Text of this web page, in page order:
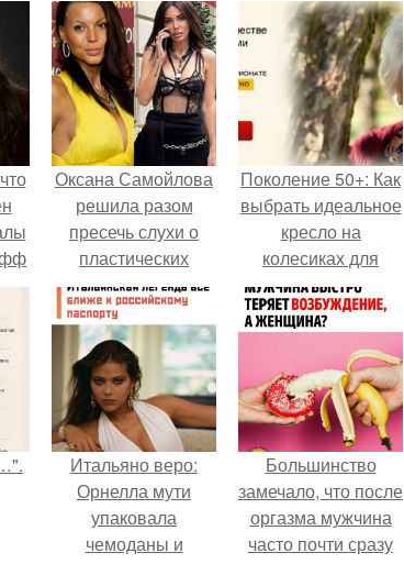
Оксана Самойлова
решила разом
пресечь слухи о
пластических
операциях и
публично
прояснила
ситуацию.
Поколение 50+: Как
выбрать идеальное
кресло на
колесиках для
пожилых людей
Итальяно веро:
Орнелла мути
упаковала
чемоданы и
Большинство
замечало, что после
оргазма мужчина
часто почти сразу